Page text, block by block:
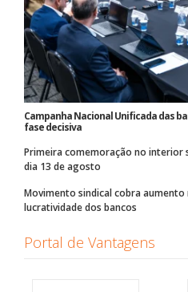
Campanha Nacional Unificada das
fase decisiva
Primeira comemoração no interior
dia 13 de agosto
Movimento sindical cobra
lucratividade dos bancos
Portal de Vantagens